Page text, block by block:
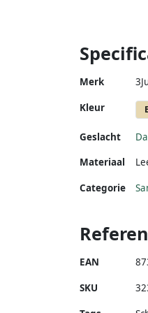
Merk
Kleur
Geslacht
Materiaal
Categorie
EAN
SKU